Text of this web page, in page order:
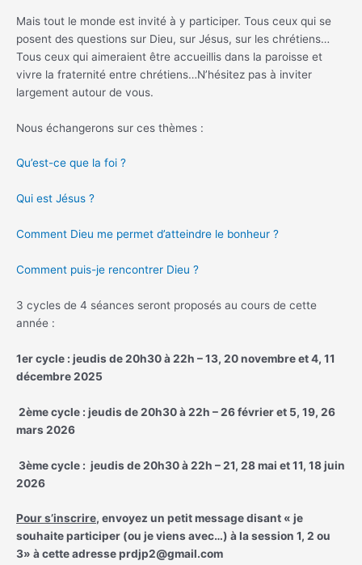
Mais tout le monde est invité à y participer. Tous ceux qui se
posent des questions sur Dieu, sur Jésus, sur les chrétiens…
Tous ceux qui aimeraient être accueillis dans la paroisse et
vivre la fraternité entre chrétiens…N’hésitez pas à inviter
largement autour de vous.
Nous échangerons sur ces thèmes :
Qu’est-ce que la foi ?
Qui est Jésus ?
Comment Dieu me permet d’atteindre le bonheur ?
Comment puis-je rencontrer Dieu ?
3 cycles de 4 séances seront proposés au cours de cette
année :
1er cycle : jeudis de 20h30 à 22h – 13, 20 novembre et 4, 11
décembre 2025
2ème cycle : jeudis de 20h30 à 22h – 26 février et 5, 19, 26
mars 2026
3ème cycle : jeudis de 20h30 à 22h – 21, 28 mai et 11, 18 juin
2026
Pour s’inscrire, envoyez un petit message disant « je
souhaite participer (ou je viens avec…) à la session 1, 2 ou
3» à cette adresse prdjp2@gmail.com